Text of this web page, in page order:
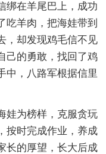
绑在羊尾巴上，成功
吃羊肉，把海娃带到
，却发现鸡毛信不见
己的勇敢，找回了鸡
中，八路军根据信里
娃为榜样，克服贪玩
按时完成作业，养成
长的厚望，长大后成